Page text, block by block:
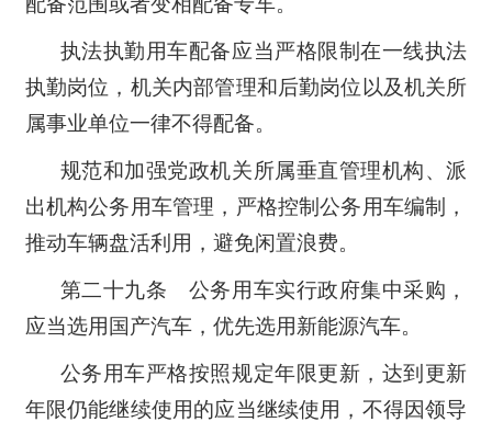
执法执勤用车配备应当严格限制在一线执法
执勤岗位，机关内部管理和后勤岗位以及机关所
属事业单位一律不得配备。
规范和加强党政机关所属垂直管理机构、派
出机构公务用车管理，严格控制公务用车编制，
推动车辆盘活利用，避免闲置浪费。
第二十九条 公务用车实行政府集中采购，
应当选用国产汽车，优先选用新能源汽车。
公务用车严格按照规定年限更新，达到更新
年限仍能继续使用的应当继续使用，不得因领导